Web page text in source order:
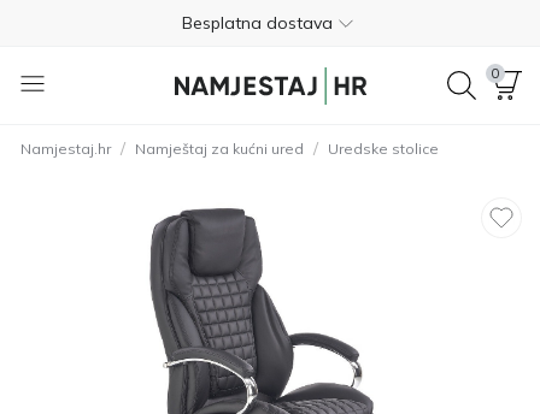
Besplatna dostava
Nije potrebno plaćanje unaprijed
01 8000 383
Besplatna dostava
Nije potrebno plaćanje unaprijed
Besplatan povrat unutar 365 dana
01 8000 383
0
Namjestaj.hr / Namještaj za kućni ured / Uredske stolice